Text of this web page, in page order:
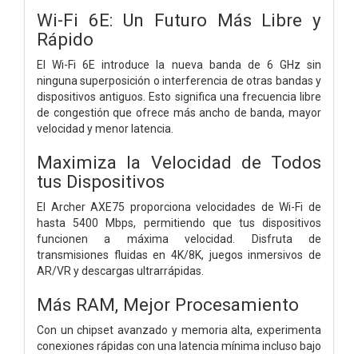
Wi-Fi 6E: Un Futuro Más Libre y
Rápido
El Wi-Fi 6E introduce la nueva banda de 6 GHz sin
ninguna superposición o interferencia de otras bandas y
dispositivos antiguos. Esto significa una frecuencia libre
de congestión que ofrece más ancho de banda, mayor
velocidad y menor latencia.
Maximiza la Velocidad de Todos
tus Dispositivos
El Archer AXE75 proporciona velocidades de Wi-Fi de
hasta 5400 Mbps, permitiendo que tus dispositivos
funcionen a máxima velocidad. Disfruta de
transmisiones fluidas en 4K/8K, juegos inmersivos de
AR/VR y descargas ultrarrápidas.
Más RAM, Mejor Procesamiento
Con un chipset avanzado y memoria alta, experimenta
conexiones rápidas con una latencia mínima incluso bajo